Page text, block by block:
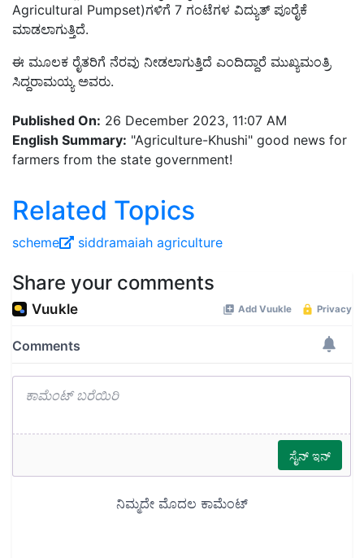
Agricultural Pumpset)ಗಳಿಗೆ 7 ಗಂಟೆಗಳ ವಿದ್ಯುತ್ ಪೂರೈಕೆ
ಮಾಡಲಾಗುತ್ತಿದೆ.
ಈ ಮೂಲಕ ರೈತರಿಗೆ ನೆರವು ನೀಡಲಾಗುತ್ತಿದೆ ಎಂದಿದ್ದಾರೆ ಮುಖ್ಯಮಂತ್ರಿ
ಸಿದ್ದರಾಮಯ್ಯ ಅವರು.
Published On: 26 December 2023, 11:07 AM
English Summary: "Agriculture-Khushi" good news for
farmers from the state government!
Related Topics
scheme siddramaiah agriculture
Share your comments